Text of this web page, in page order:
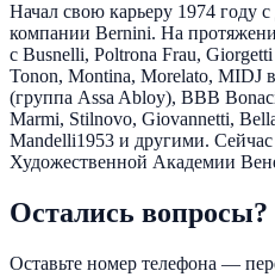
Начал свою карьеру 1974 году
компании Bernini. На
с Busnelli, Poltrona Frau,
Tonon, Montina, Morelato, MIDJ
(группа Assa Abloy), BBB
Marmi, Stilnovo, Giovannetti,
Mandelli1953 и другими.
Художественной Академии
Остались вопросы?
Оставьте номер телефона —